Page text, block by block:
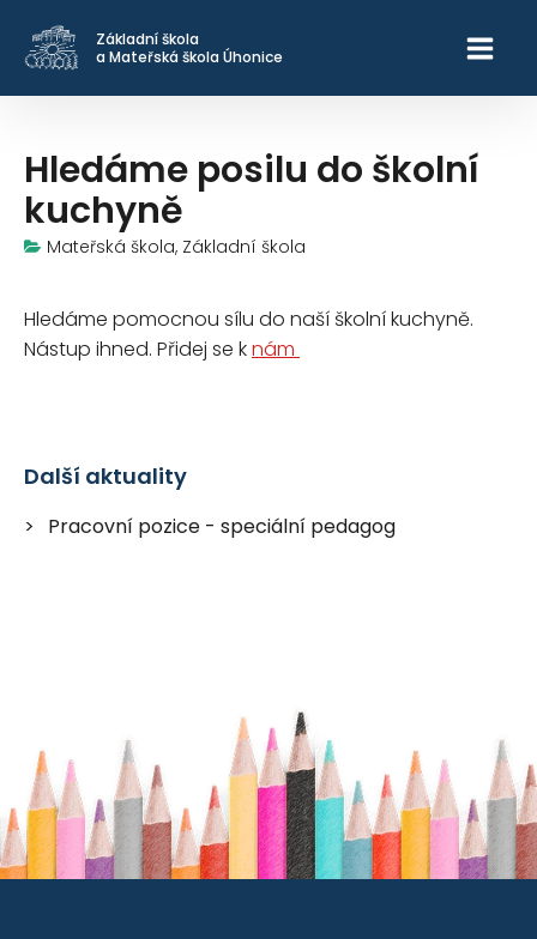
Základní škola
a Mateřská škola Úhonice
Hledáme posilu do školní
kuchyně
Mateřská škola, Základní škola
Hledáme pomocnou sílu do naší školní kuchyně.
Nástup ihned. Přidej se knám
Další aktuality
Pracovní pozice - speciální pedagog